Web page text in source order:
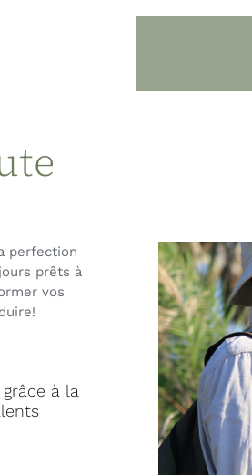
perfection
prêts à
vos
à la